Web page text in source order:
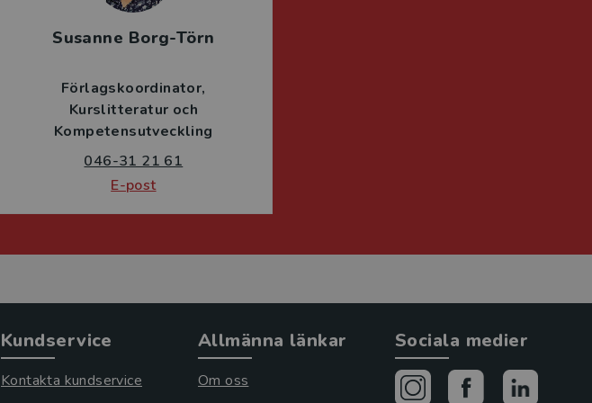
Susanne Borg-Törn
Förlagskoordinator
Kurslitteratur och
Kompetensutveckling
046-31 21 61
E-post
Kundservice
Kontakta kundservice
Allmänna länkar
Om oss
Sociala medier